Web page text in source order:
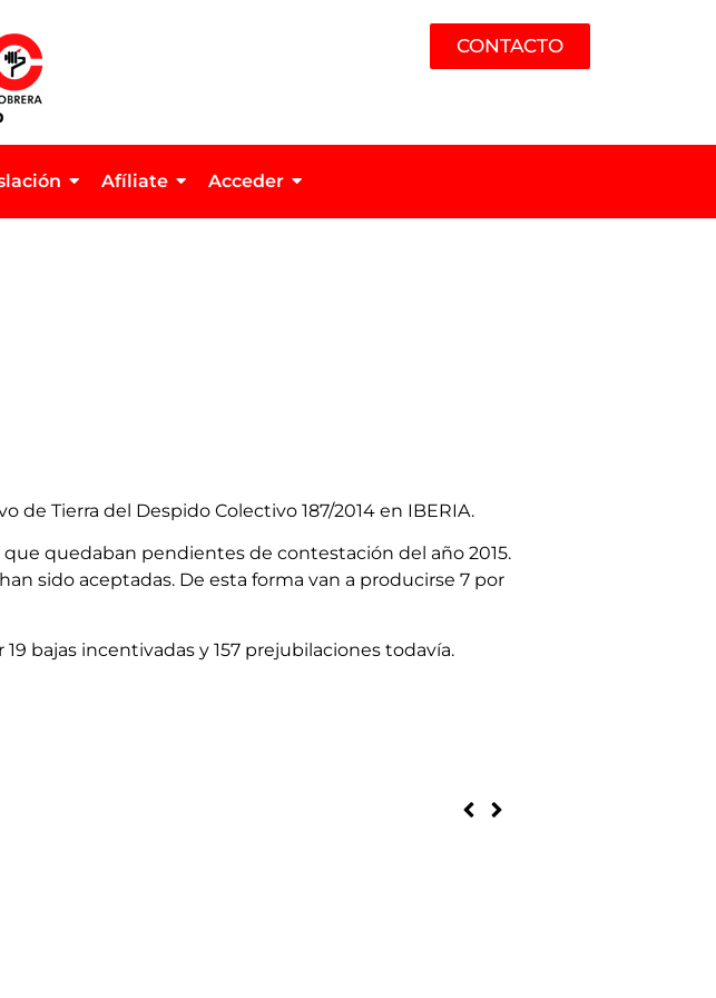
CONTACTO
Afíliate Acceder
Tierra del Despido Colectivo 187/2014 en IBERIA.
quedaban pendientes de contestación del año 2015.
sido aceptadas. De esta forma van a producirse 7 por
bajas incentivadas y 157 prejubilaciones todavía.